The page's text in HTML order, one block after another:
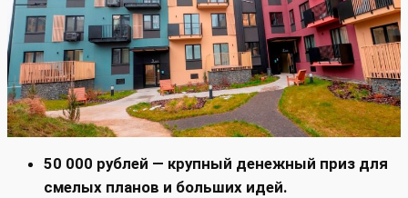
50 000 рублей — крупный денежный приз для
смелых планов и больших идей.